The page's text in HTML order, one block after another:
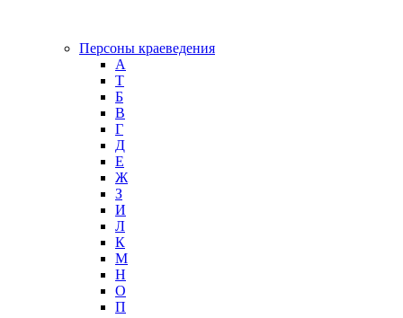
Персоны краеведения
А
T
Б
В
Г
Д
Е
Ж
З
И
Л
К
М
Н
О
П